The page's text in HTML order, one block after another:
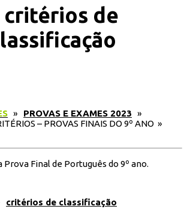
critérios de
» PROVAS E EXAMES 2023 »
– PROVAS FINAIS DO 9º ANO »
Prova Final de Português do 9º ano.
critérios de classificação